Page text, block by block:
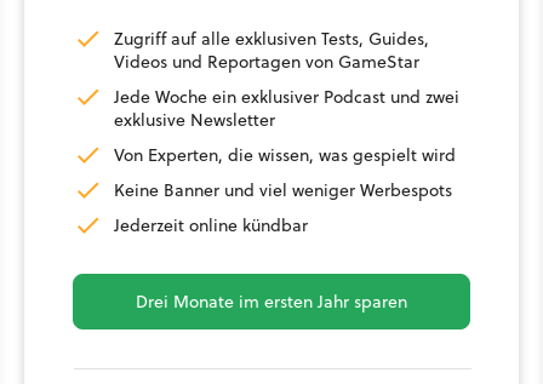
Zugriff auf alle exklusiven Tests, Guides,
Videos und Reportagen von GameStar
Jede Woche ein exklusiver Podcast und zwei
exklusive Newsletter
Von Experten, die wissen, was gespielt wird
Keine Banner und viel weniger Werbespots
Jederzeit online kündbar
Drei Monate im ersten Jahr sparen